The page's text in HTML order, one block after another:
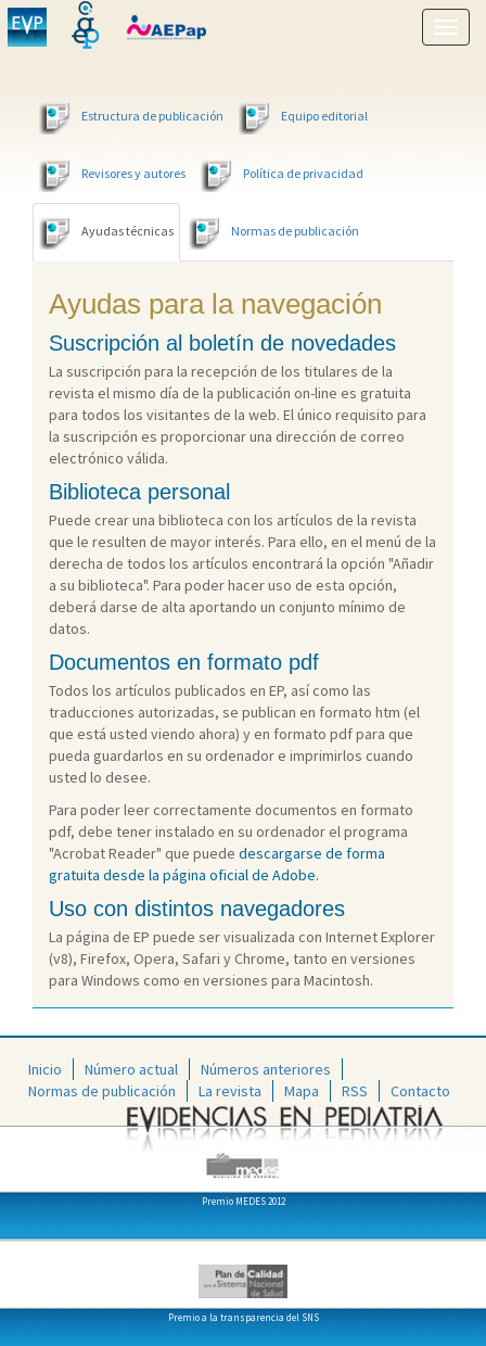
menú
Estructura de publicación Equipo editorial
Revisores y autores Política de privacidad
Ayudas técnicas Normas de publicación
Ayudas para la navegación
Suscripción al boletín de novedades
La suscripción para la recepción de los titulares de la
revista el mismo día de la publicación on-line es gratuita
para todos los visitantes de la web. El único requisito para
la suscripción es proporcionar una dirección de correo
electrónico válida.
Biblioteca personal
Puede crear una biblioteca con los artículos de la revista
que le resulten de mayor interés. Para ello, en el menú de la
derecha de todos los artículos encontrará la opción "Añadir
a su biblioteca". Para poder hacer uso de esta opción,
deberá darse de alta aportando un conjunto mínimo de
datos.
Documentos en formato pdf
Todos los artículos publicados en EP, así como las
traducciones autorizadas, se publican en formato htm (el
que está usted viendo ahora) y en formato pdf para que
pueda guardarlos en su ordenador e imprimirlos cuando
usted lo desee.
Para poder leer correctamente documentos en formato
pdf, debe tener instalado en su ordenador el programa
"Acrobat Reader" que puede descargarse de forma
gratuita desde la página oficial de Adobe.
Uso con distintos navegadores
La página de EP puede ser visualizada con Internet Explorer
(v8), Firefox, Opera, Safari y Chrome, tanto en versiones
para Windows como en versiones para Macintosh.
Inicio Número actual
Números anteriores
Normas de publicación
La revista Mapa RSS Contacto
Premio MEDES 2012
Premio a la transparencia del SNS